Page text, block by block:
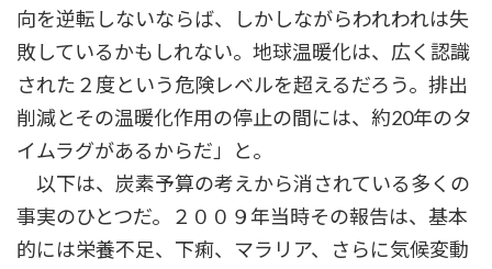
向を逆転しないならば、しかしながらわれわれは失
敗しているかもしれない。地球温暖化は、広く認識
された２度という危険レベルを超えるだろう。排出
削減とその温暖化作用の停止の間には、約20年のタ
イムラグがあるからだ」と。
以下は、炭素予算の考えから消されている多くの
事実のひとつだ。２００９年当時その報告は、基本
的には栄養不足、下痢、マラリア、さらに気候変動